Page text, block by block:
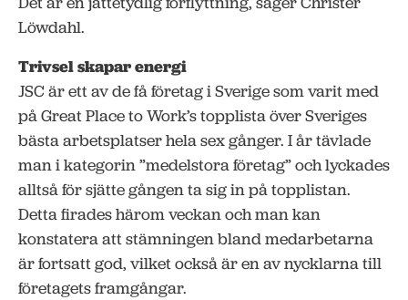
Löwdahl.
Trivsel skapar energi
JSC är ett av de få företag i Sverige som varit med
på Great Place to Work’s topplista över Sveriges
bästa arbetsplatser hela sex gånger. I år tävlade
man i kategorin ”medelstora företag” och lyckades
alltså för sjätte gången ta sig in på topplistan.
Detta firades härom veckan och man kan
konstatera att stämningen bland medarbetarna
är fortsatt god, vilket också är en av nycklarna till
företagets framgångar.